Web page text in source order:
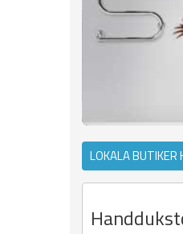
LOKALA BUTIKER